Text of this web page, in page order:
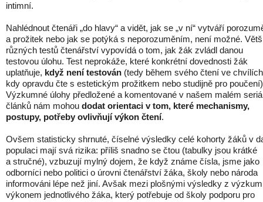
intimní.
Nahlédnout čtenáři „do hlavy“ a vidět, jak se „v ní“ vytváří
a prožitek nebo jak se potýká s neporozuměním, není možné.
různých testů čtenářství vypovídá o tom, jak žák zvládl danou
testovou úlohu. Test neprokáže, které konkrétní dovednosti žák
uplatňuje, když není testován (tedy během svého čtení ve
kdy opravdu čte s estetickým prožitkem nebo studijně pro
Výzkumné úlohy předložené a komentované v našem malém
článků nám mohou dodat orientaci v tom, které mechanismy,
postupy, potřeby ovlivňují výkon čtení.
Ovšem statisticky shrnuté, číselné výsledky celé kohorty žáků v
populaci mají svá rizika: příliš snadno se čtou (tabulky jsou krátké
a stručné), vzbuzují mylný dojem, že když známe čísla, jsme jako
odborníci nebo politici o úrovni čtenářství žáka, školy nebo národa
informováni lépe než jiní. Avšak mezi plošnými výsledky z
výkonem jednotlivého žáka, který potřebuje od školy podporu pro